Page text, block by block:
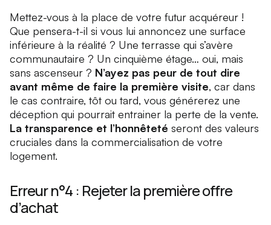
Mettez-vous à la place de votre futur acquéreur !
Que pensera-t-il si vous lui annoncez une surface
inférieure à la réalité ? Une terrasse qui s’avère
communautaire ? Un cinquième étage… oui, mais
sans ascenseur ? N’ayez pas peur de tout dire
avant même de faire la première visite, car dans
le cas contraire, tôt ou tard, vous générerez une
déception qui pourrait entrainer la perte de la vente.
La transparence et l’honnêteté seront des valeurs
cruciales dans la commercialisation de votre
logement.
Erreur n°4 : Rejeter la première offre
d’achat